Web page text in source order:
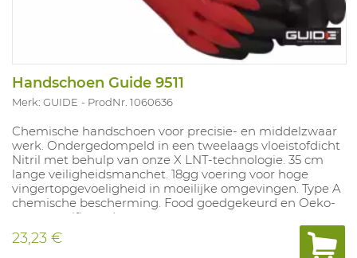
Handschoen Guide 9511
Merk: GUIDE ProdNr. 1060636
Chemische handschoen voor precisie- en middelzwaar
werk. Ondergedompeld in een tweelaags vloeistofdicht
Nitril met behulp van onze X LNT-technologie. 35 cm
lange veiligheidsmanchet. 18gg voering voor hoge
vingertopgevoeligheid in moeilijke omgevingen. Type A
chemische bescherming. Food goedgekeurd en Oeko-
tex gecertificeerd.
EN388:2016 4X43C EN407: X1XXXX EN374-1:2016:
AJKLMNOT -
23,23 €